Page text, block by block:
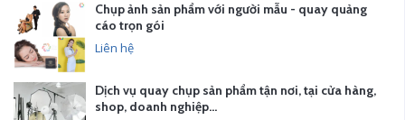
Chụp ảnh sản phẩm với người mẫu - quay quảng
cáo trọn gói
Liên hệ
Dịch vụ quay chụp sản phẩm tận nơi, tại cửa hàng,
shop, doanh nghiệp…